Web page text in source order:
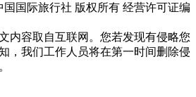
国国际旅行社 版权所有 经营许可证编
内容取自互联网。您若发现有侵略您
，我们工作人员将在第一时间删除侵